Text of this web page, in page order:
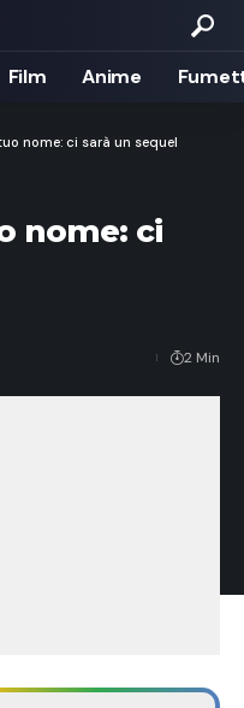
Film Anime
nome: ci sarà un sequel
nome: ci
2 Min